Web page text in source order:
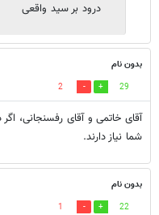
درود بر سید واقعی
بدون نام
29
2
آقای خاتمی و آقای رفسنجانی،
شما نیاز دارند.
بدون نام
22
1